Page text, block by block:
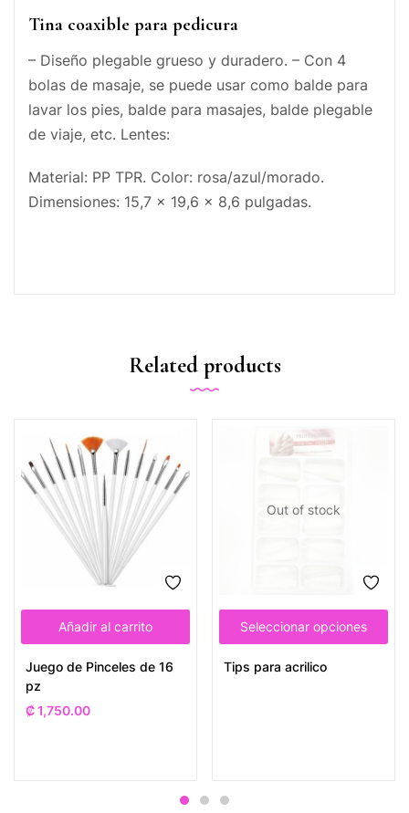
Tina coaxible para pedicura
– Diseño plegable grueso y duradero. – Con 4
bolas de masaje, se puede usar como balde para
lavar los pies, balde para masajes, balde plegable
de viaje, etc. Lentes:
Material: PP TPR. Color: rosa/azul/morado.
Dimensiones: 15,7 x 19,6 x 8,6 pulgadas.
Related products
Añadir al carrito
Juego de Pinceles de 16
pz
₡1,750.00
Out of stock
Seleccionar opciones
Tips para acrilico